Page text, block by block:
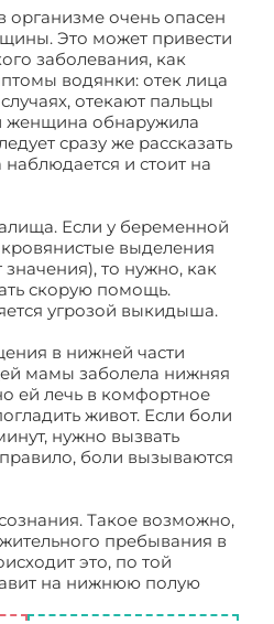
организме очень опасен
Это может привести
заболевания, как
водянки: отек лица
отекают пальцы
женщина обнаружила
сразу же рассказать
наблюдается и стоит на
Если у беременной
выделения
то нужно, как
скорую помощь.
угрозой выкидыша.
в нижней части
мамы заболела нижняя
ей лечь в комфортное
живот. Если боли
нужно вызвать
боли вызываются
Такое возможно,
пребывания в
это, по той
на нижнюю полую